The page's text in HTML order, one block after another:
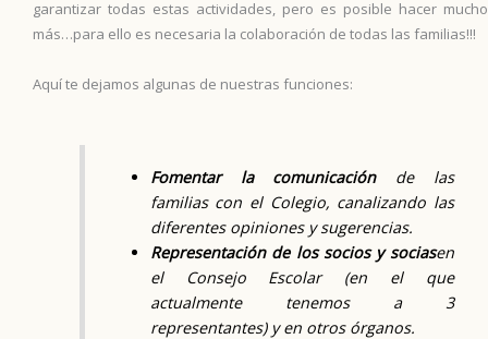
garantizar todas estas actividades, pero es posible hacer mucho
más…para ello es necesaria la colaboración de todas las familias!!!
Aquí te dejamos algunas de nuestras funciones:
Fomentar la comunicaciónde las
familias con el Colegio, canalizando las
diferentes opiniones y sugerencias.
Representación de los socios y sociasen
el Consejo Escolar (en el que
actualmente tenemos a 3
representantes) y en otros órganos.